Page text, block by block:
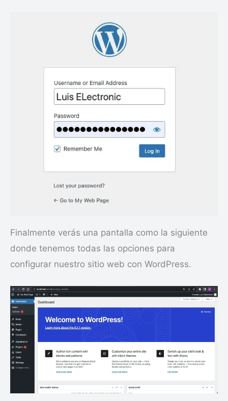
Finalmente verás una pantalla como la siguiente
donde tenemos todas las opciones para
configurar nuestro sitio web con WordPress.